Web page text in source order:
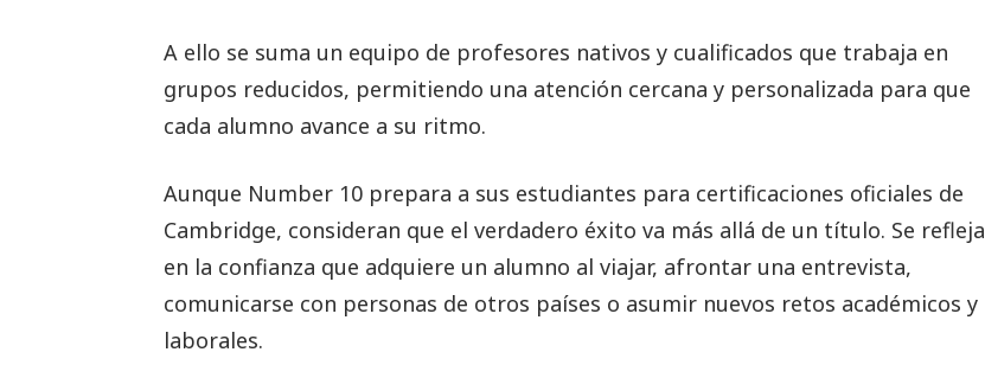
A ello se suma un equipo de profesores nativos y cualificados que trabaja en
grupos reducidos, permitiendo una atención cercana y personalizada para que
cada alumno avance a su ritmo.
Aunque Number 10 prepara a sus estudiantes para certificaciones oficiales de
Cambridge, consideran que el verdadero éxito va más allá de un título. Se refleja
en la confianza que adquiere un alumno al viajar, afrontar una entrevista,
comunicarse con personas de otros países o asumir nuevos retos académicos y
laborales.